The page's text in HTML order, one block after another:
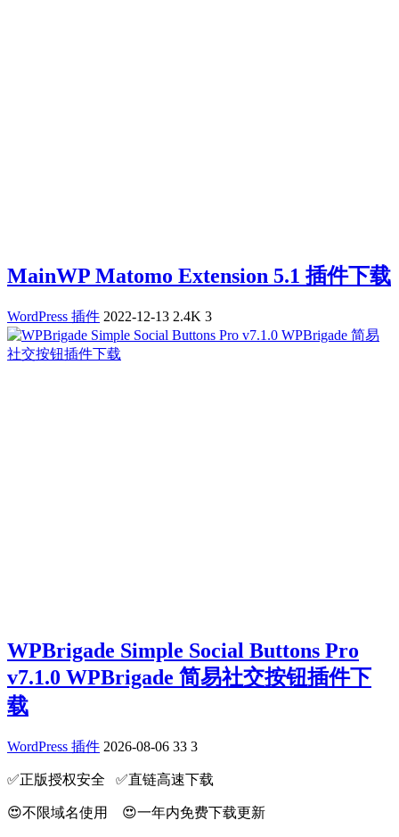
MainWP Matomo Extension 5.1 插件下载
WordPress 插件 2022-12-13 2.4K 3
WPBrigade Simple Social Buttons Pro
v7.1.0 WPBrigade 简易社交按钮插件下
载
WordPress 插件 2026-08-06 33 3
✅️正版授权安全 ✅️直链高速下载
😍不限域名使用 😍一年内免费下载更新